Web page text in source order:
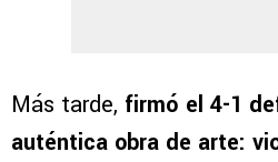
Más tarde, firmó el 4-1
auténtica obra de arte: